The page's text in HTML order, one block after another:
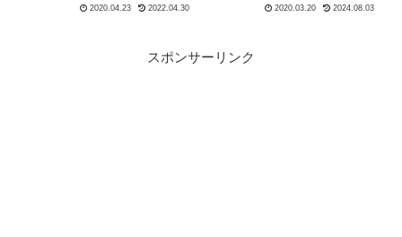
2020.04.23 2022.04.30 2020.03.20 2024.08.03
スポンサーリンク